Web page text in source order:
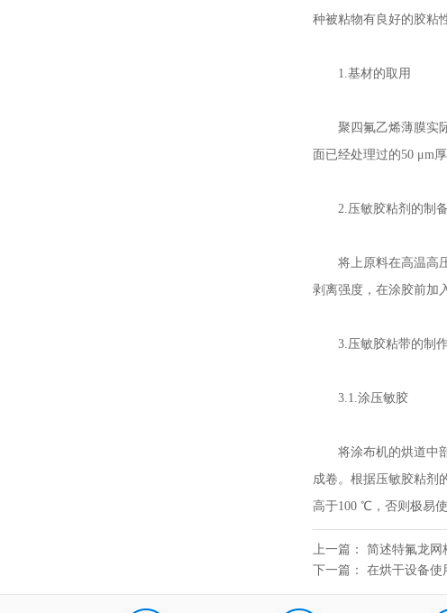
种被粘物有良好的胶粘
1.基材的取用
聚四氟乙烯薄膜实际
面已经处理过的50 μm
2.压敏胶粘剂的制备
将上原料在高温高压
剥离强度，在涂胶前加
3.压敏胶粘带的制
3.1.涂压敏胶
将涂布机的烘道中部
成卷。根据压敏胶粘剂
高于100 ℃，否则极易
上一篇： 简述特氟龙网
下一篇： 在烘干设备使